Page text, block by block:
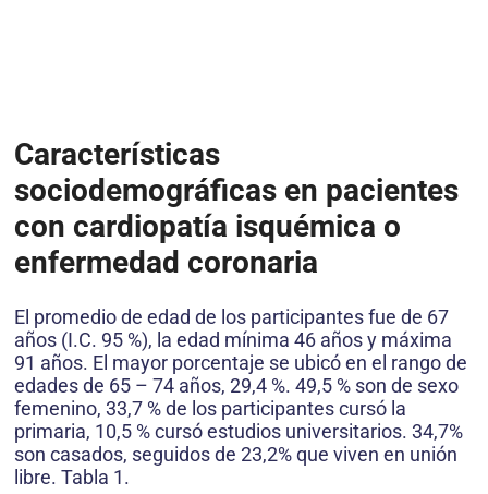
Características
sociodemográficas en pacientes
con cardiopatía isquémica o
enfermedad coronaria
El promedio de edad de los participantes fue de 67
años (I.C. 95 %), la edad mínima 46 años y máxima
91 años. El mayor porcentaje se ubicó en el rango de
edades de 65 – 74 años, 29,4 %. 49,5 % son de sexo
femenino, 33,7 % de los participantes cursó la
primaria, 10,5 % cursó estudios universitarios. 34,7%
son casados, seguidos de 23,2% que viven en unión
libre. Tabla 1.